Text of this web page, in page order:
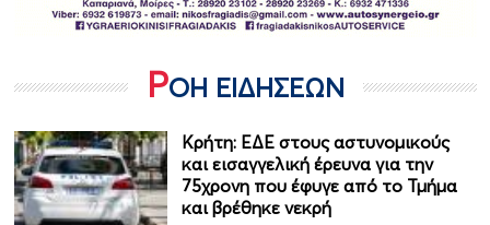
ΡΟΗ ΕΙΔΗΣΕΩΝ
Κρήτη: ΕΔΕ στους αστυνομικούς
και εισαγγελική έρευνα για την
75χρονη που έφυγε από το Τμήμα
και βρέθηκε νεκρή